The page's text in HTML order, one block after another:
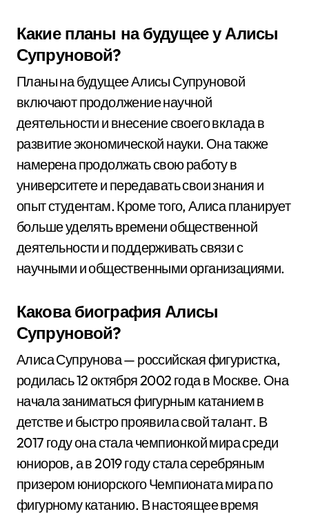
Какие планы на будущее у Алисы
Супруновой?
Планы на будущее Алисы Супруновой
включают продолжение научной
деятельности и внесение своего вклада в
развитие экономической науки. Она также
намерена продолжать свою работу в
университете и передавать свои знания и
опыт студентам. Кроме того, Алиса планирует
больше уделять времени общественной
деятельности и поддерживать связи с
научными и общественными организациями.
Какова биография Алисы
Супруновой?
Алиса Супрунова — российская фигуристка,
родилась 12 октября 2002 года в Москве. Она
начала заниматься фигурным катанием в
детстве и быстро проявила свой талант. В
2017 году она стала чемпионкой мира среди
юниоров, а в 2019 году стала серебряным
призером юниорского Чемпионата мира по
фигурному катанию. В настоящее время